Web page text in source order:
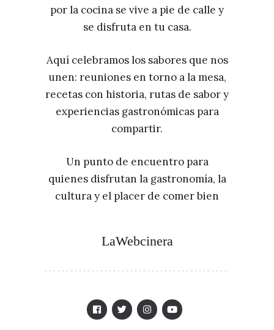
por la cocina se vive a pie de calle y
se disfruta en tu casa.
Aquí celebramos los sabores que nos
unen: reuniones en torno a la mesa,
recetas con historia, rutas de sabor y
experiencias gastronómicas para
compartir.
Un punto de encuentro para
quienes disfrutan la gastronomía, la
cultura y el placer de comer bien
LaWebcinera